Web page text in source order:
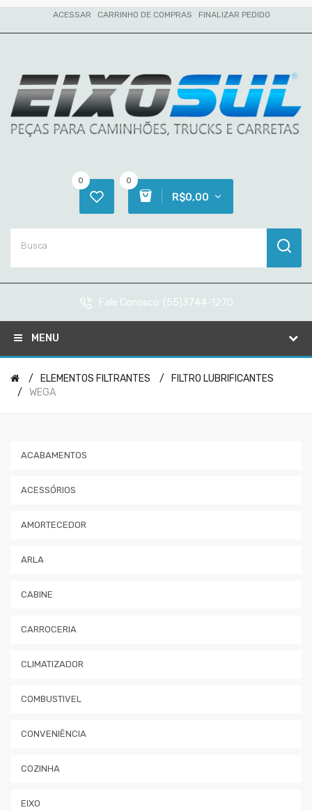
ACESSAR CARRINHO DE COMPRAS FINALIZAR PEDIDO
0
R$0,00
0
Fale Conosco: (55)3744-1270
MENU
ELEMENTOS FILTRANTES
FILTRO LUBRIFICANTES
WEGA
ACABAMENTOS
ACESSÓRIOS
AMORTECEDOR
ARLA
CABINE
CARROCERIA
CLIMATIZADOR
COMBUSTIVEL
CONVENIÊNCIA
COZINHA
EIXO